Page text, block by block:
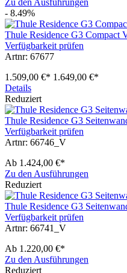
Zu den Ausführungen
- 8.49%
Thule Residence G3 Compact
Verfügbarkeit prüfen
Artnr: 67677
1.509,00 €* 1.649,00 €*
Details
Reduziert
Thule Residence G3
Verfügbarkeit prüfen
Artnr: 66746_V
Ab 1.424,00 €*
Zu den Ausführungen
Reduziert
Thule Residence G3
Verfügbarkeit prüfen
Artnr: 66741_V
Ab 1.220,00 €*
Zu den Ausführungen
Reduziert